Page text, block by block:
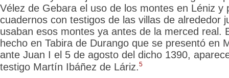
Vélez de Gebara el uso de los montes en Léniz y
cuadernos con testigos de las villas de alrededor
usaban esos montes ya antes de la merced real.
hecho en Tabira de Durango que se presentó en
ante Juan I el 5 de agosto del dicho 1390,
testigo Martín Ibáñez de Láriz.5